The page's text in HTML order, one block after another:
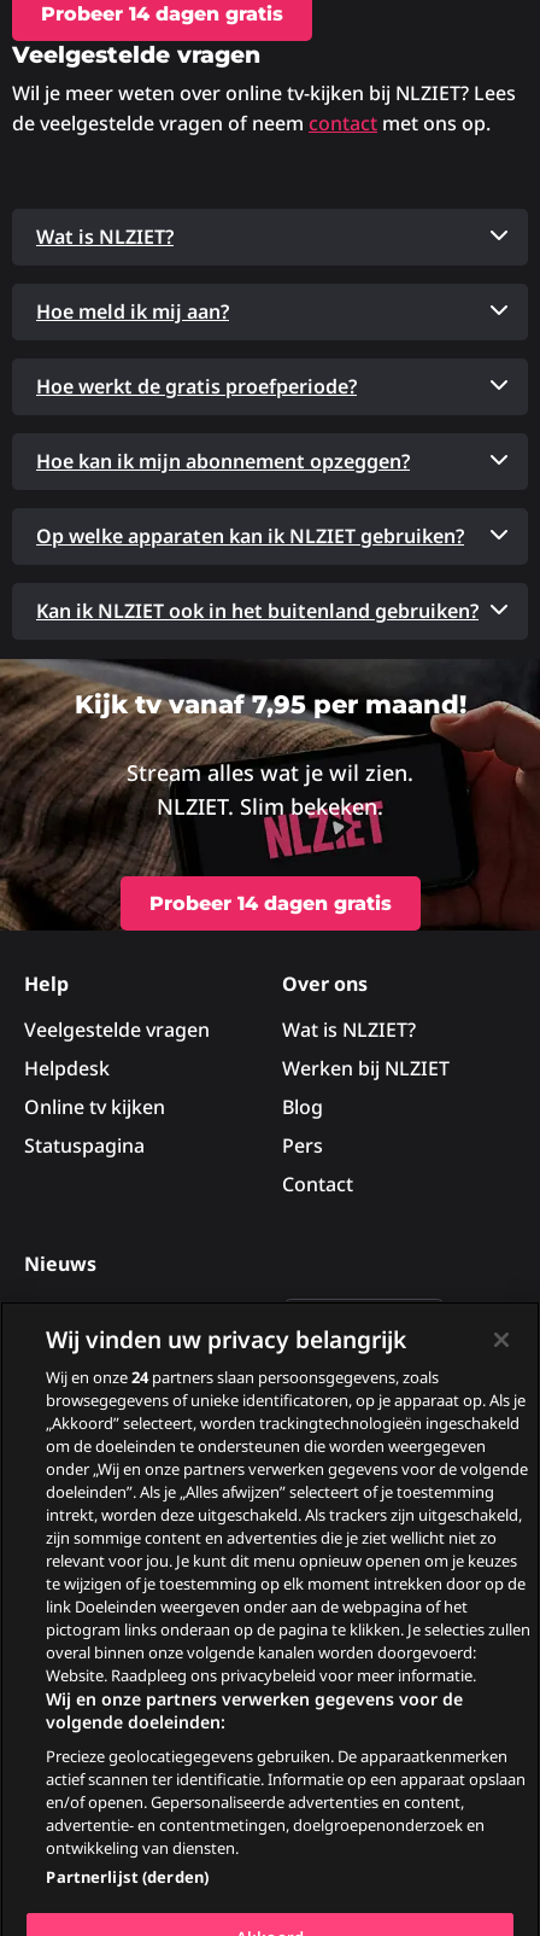
Probeer 14 dagen gratis
Veelgestelde vragen
Wil je meer weten over online tv-kijken bij NLZIET? Lees
de veelgestelde vragen of neem contact met ons op.
Wat is NLZIET?
Hoe meld ik mij aan?
Hoe werkt de gratis proefperiode?
Hoe kan ik mijn abonnement opzeggen?
Op welke apparaten kan ik NLZIET gebruiken?
Kan ik NLZIET ook in het buitenland gebruiken?
Kijk tv vanaf 7,95 per maand!
Stream alles wat je wil zien.
NLZIET. Slim bekeken.
Probeer 14 dagen gratis
footer
Help
Veelgestelde vragen
Helpdesk
Online tv kijken
Statuspagina
Over ons
Wat is NLZIET?
Werken bij NLZIET
Blog
Pers
Contact
Nieuws
Deelnemers van B&B Vol
Liefde 2026
Nieuwe tv programma’s
in augustus
Wie zijn de gasten van
Zomergasten?
Woeste Grond
© 2026
Ga
naar
GoGo Go
Wij vinden uw privacy belangrijk
Wij en onze24partners slaan persoonsgegevens, zoals
browsegegevens of unieke identificatoren, op je apparaat op. Als je
„Akkoord” selecteert, worden trackingtechnologieën ingeschakeld
om de doeleinden te ondersteunen die worden weergegeven
onder „Wij en onze partners verwerken gegevens voor de volgende
doeleinden”. Als je „Alles afwijzen” selecteert of je toestemming
intrekt, worden deze uitgeschakeld. Als trackers zijn uitgeschakeld,
zijn sommige content en advertenties die je ziet wellicht niet zo
relevant voor jou. Je kunt dit menu opnieuw openen om je keuzes
te wijzigen of je toestemming op elk moment intrekken door op de
link Doeleinden weergeven onder aan de webpagina of het
pictogram links onderaan op de pagina te klikken. Je selecties zullen
overal binnen onze volgende kanalen worden doorgevoerd:
Website. Raadpleeg ons privacybeleid voor meer informatie.
Wij en onze partners verwerken gegevens voor de
volgende doeleinden:
Precieze geolocatiegegevens gebruiken. De apparaatkenmerken
actief scannen ter identificatie. Informatie op een apparaat opslaan
en/of openen. Gepersonaliseerde advertenties en content,
advertentie- en contentmetingen, doelgroepenonderzoek en
ontwikkeling van diensten.
Partnerlijst (derden)